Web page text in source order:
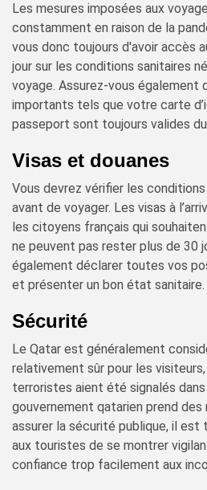
Les mesures imposées aux
constamment en raison de la
vous donc toujours d'avoir accès
jour sur les conditions sanitaires
voyage. Assurez-vous également
importants tels que votre carte
passeport sont toujours valides
Visas et douanes
Vous devrez vérifier les
avant de voyager. Les visas à
les citoyens français qui
ne peuvent pas rester plus de 30
également déclarer toutes vos
et présenter un bon état sanitaire.
Sécurité
Le Qatar est généralement
relativement sûr pour les
terroristes aient été signalés
gouvernement qatarien prend
assurer la sécurité publique, il est
aux touristes de se montrer
confiance trop facilement aux